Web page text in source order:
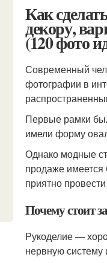
Как
декору,
(120 фото
Современный
фотографии в
Первые рамки
имели форму
Однако модные
продаже
приятно
Почему стоит
Рукоделие —
нервную